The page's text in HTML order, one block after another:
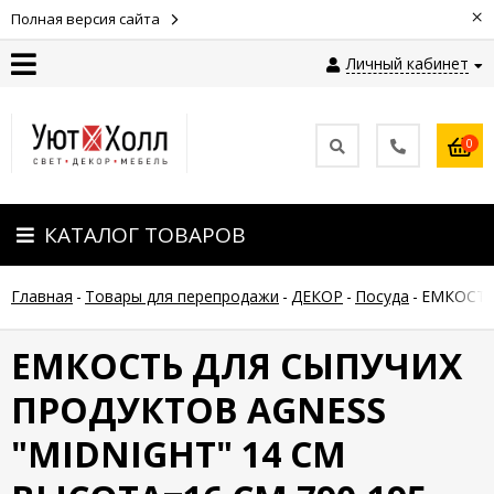
Полная версия сайта ×
Личный кабинет
Оплата
Доставка
Гарантия
возврат
Новости
Полезные
0
КАТАЛОГ ТОВАРОВ
Главная - Товары для перепродажи - ДЕКОР - Посуда -
ЕМКОСТЬ ДЛЯ СЫПУЧИХ
ПРОДУКТОВ AGNESS
"MIDNIGHT" 14 СМ